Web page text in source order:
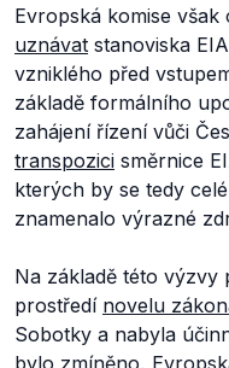
Evropská komise
uznávat stanoviska
vzniklého před
základě formálního
zahájení řízení vůči
transpozici směrnice
kterých by se tedy
znamenalo výrazné
Na základě této výzvy
prostředí novelu
Sobotky a nabyla
bylo zmíněno,